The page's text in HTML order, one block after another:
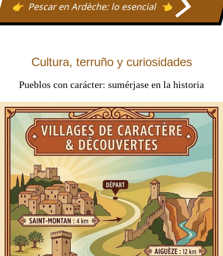
Durée
de
Pescar en Ardèche: lo esencial
Cultura, terruño y curiosidades
Pueblos con carácter: sumérjase en la historia